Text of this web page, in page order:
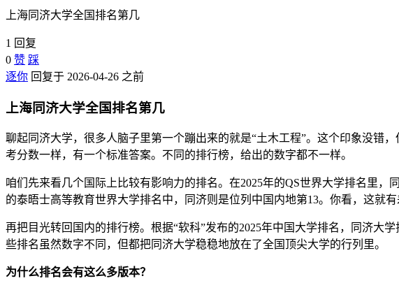
上海同济大学全国排名第几
1 回复
0 赞 踩
逐你 回复于 2026-04-26 之前
上海同济大学全国排名第几
聊起同济大学，很多人脑子里第一个蹦出来的就是“土木工程”。这个印象没错
考分数一样，有一个标准答案。不同的排行榜，给出的数字都不一样。
咱们先来看几个国际上比较有影响力的排名。在2025年的QS世界大学排名里
的泰晤士高等教育世界大学排名中，同济则是位列中国内地第13。你看，这就
再把目光转回国内的排行榜。根据“软科”发布的2025年中国大学排名，同济大
些排名虽然数字不同，但都把同济大学稳稳地放在了全国顶尖大学的行列里。
为什么排名会有这么多版本？